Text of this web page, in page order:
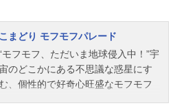
ッフ原作：バンダイナムコオンラ
イン・都志見文太監督：別所誠人シ
ーズ構成...
：羽多野渉九条天：斉藤壮馬十龍
之介：佐藤拓也八乙女宗助：小西克
姉鷺カオル：川原慶久百：保志総
朗千：立花慎之介岡崎凛人：古川
慎亥清悠：広瀬裕也狗丸トウマ：木
菜アニメーションキャラクターデ
ザイン：深川可純総作画監督：猪股
美 サトウミチオ美術監督：高橋
穂色彩設計：篠原真理子2Dデザイ
ン：髙橋清太(FUETE)撮影監督：津
発表キャスト未発表スタッフ未発
表(C)BNOI/アイナナ製作委員会『ア
ドリッシュセブン』公式サイト
アイドリッシュセブン』公式X（T
witter） 「アイドリッシュセブン4
ちくださいませ！#アイナナ#アイ
ナナ10周年イヤーpic.twitter.com/sD2
アイドリッシュセブン公
＠大神万理(@iD7Mng_Ogami)Jan
uary25,2025作品名アイドリッシュセ
こまどり モフモフパレード
モフモフ、ただいま地球侵入中！”宇
のどこかにある不思議な惑星にす
、個性的で好奇心旺盛なモフモフ